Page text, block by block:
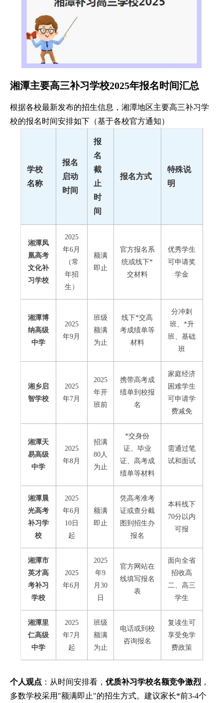
湘潭主要高三补习学校2025年报名时间汇总
根据各校最新发布的招生信息，湘潭地区主要高三补习学
校的报名时间安排如下（基于各校官方通知）
学校
名称
报名
启动
时间
报
名
截
止
时
间
报名方式
特殊说
明
湘潭凤
凰高考
文化补
习学校
2025
年6月
（常
年招
生）
额满
即止
官方报名系
统或线下*
交材料
优秀学生
可申请奖
学金
湘潭博
纳高级
中学
2025
年9月
班级
额满
为止
线下*交高
考成绩单等
材料
分冲刺
班、*升
班、基础
班
湘乡启
智学校
2025
年7月
2025
年开
班前
携带高考成
绩单到校报
名
家庭经济
困难学生
可申请学
费减免
湘潭天
易高级
中学
2025
年8月
招满
80人
为止
*交身份
证、毕业
证、高考成
绩单等材料
需通过笔
试和面试
湘潭晨
光高考
补习学
校
2025
年6月
10日
起
额满
即止
凭高考准考
证或查分截
图到招生办
报名
本科线下
70分以内
可报
湘潭市
英才高
考补习
学校
2025
年6月
2025
年9
月30
日
官方网站在
线填写报名
表
面向全省
招收高
二、高三
学生
湘潭里
仁高级
中学
2025
年7月
起
班级
额满
为止
电话或到校
咨询报名
复读生可
享受免学
费政策
个人观点 ：从时间安排看， 优质补习学校名额竞争激烈 ，
多数学校采用"额满即止"的招生方式。建议家长*前3-4个